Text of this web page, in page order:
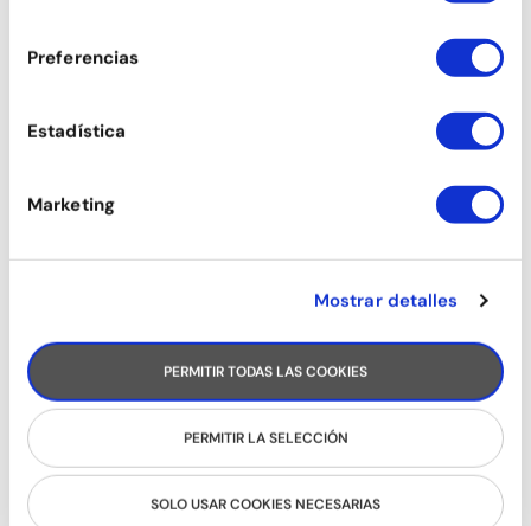
Preferencias
Estadística
Marketing
Mostrar detalles
PERMITIR TODAS LAS COOKIES
PERMITIR LA SELECCIÓN
SOLO USAR COOKIES NECESARIAS